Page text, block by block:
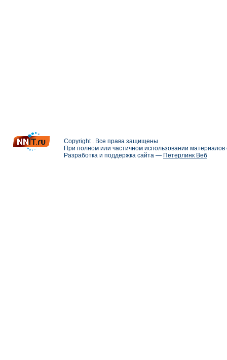
Copyright . Все права защищены
При полном или частичном использовании
Разработка и поддержка сайта — Петерлинк Веб